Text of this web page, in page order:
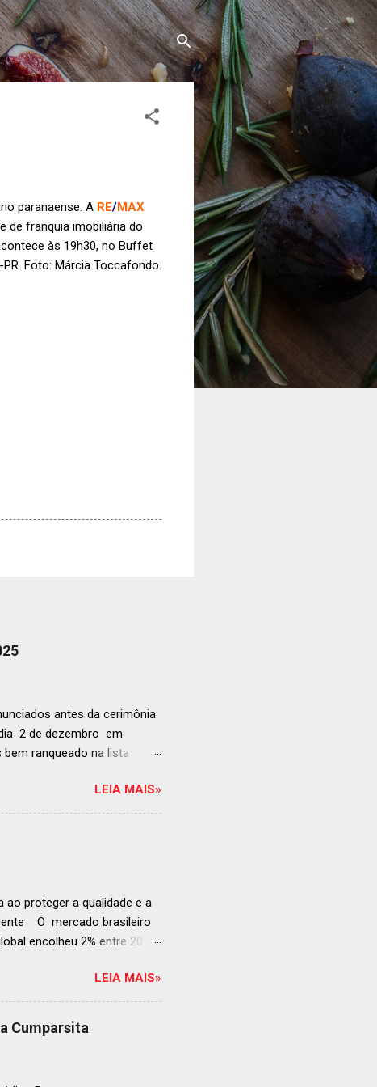
paranaense. A RE/MAX
de franquia imobiliária do
às 19h30, no Buffet
Foto: Márcia Toccafondo.
antes da cerimônia
2 de dezembro em
ranqueado na lista
e diversificado da
em reconhecer
grande revelação da
LEIA MAIS»
ao proteger a qualidade e a
O mercado brasileiro
encolheu 2% entre 2019
cheias e expansão
se posiciona como
da embalagem perfeita
prepare-se para
LEIA MAIS»
Cumparsita